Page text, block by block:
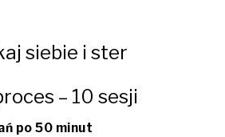
siebie i ster
– 10 sesji
po 50 minut